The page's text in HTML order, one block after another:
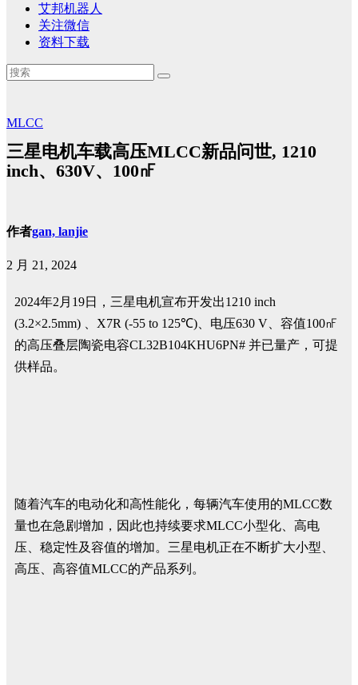
艾邦机器人
关注微信
资料下载
MLCC
三星电机车载高压MLCC新品问世, 1210
inch、630V、100㎋
作者gan, lanjie
2 月 21, 2024
2024年2月19日，三星电机宣布开发出1210 inch
(3.2×2.5mm) 、X7R (-55 to 125℃)、电压630 V、容值100㎋
的高压叠层陶瓷电容CL32B104KHU6PN# 并已量产，可提
供样品。
随着汽车的电动化和高性能化，每辆汽车使用的MLCC数
量也在急剧增加，因此也持续要求MLCC小型化、高电
压、稳定性及容值的增加。三星电机正在不断扩大小型、
高压、高容值MLCC的产品系列。